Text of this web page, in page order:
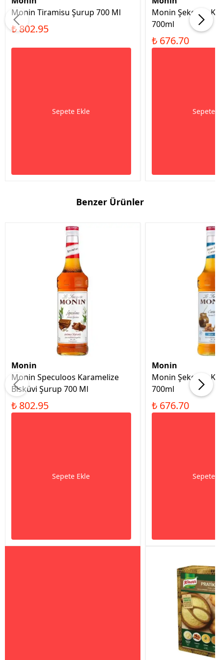
Monin Tiramisu Şurup 700 Ml
₺ 802.95
Sepete Ekle
Monin Şekersiz
700ml
₺ 676.70
Sepete
Benzer Ürünler
Monin
Monin Speculoos Karamelize
Bisküvi Şurup 700 Ml
₺ 802.95
Sepete Ekle
Monin
Monin Şekersiz
700ml
₺ 676.70
Sepete